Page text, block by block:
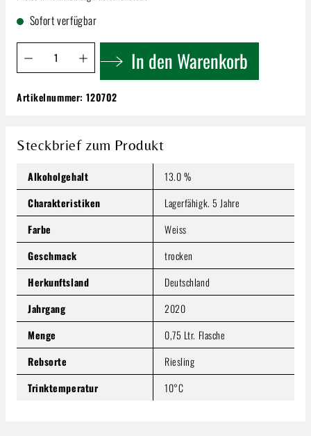
Sofort verfügbar
Produkt Anzahl: Gib den gewünschten Wert ein oder
In den Warenkorb
Spreitzer Rosengarten | Grosses Gewächs
36,99 €
Preise inkl. MwSt. zzgl. Versandkosten
Produkt Anzahl: Gib den gewünschten Wert ein oder
In den Warenkorb
Artikelnummer:120702
Steckbrief zum Produkt
Alkoholgehalt
13.0 %
Charakteristiken
Lagerfähigk. 5 Jahre
Farbe
Weiss
Geschmack
trocken
Herkunftsland
Deutschland
Jahrgang
2020
Menge
0,75 Ltr. Flasche
Rebsorte
Riesling
Trinktemperatur
10°C